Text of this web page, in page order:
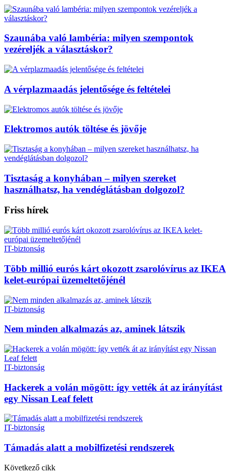
Szaunába való lambéria: milyen szempontok
vezéreljék a választáskor?
A vérplazmaadás jelentősége és feltételei
Elektromos autók töltése és jövője
Tisztaság a konyhában – milyen szereket
használhatsz, ha vendéglátásban dolgozol?
Friss hírek
IT-biztonság
Több millió eurós kárt okozott zsarolóvírus az IKEA
kelet-európai üzemeltetőjénél
IT-biztonság
Nem minden alkalmazás az, aminek látszik
IT-biztonság
Hackerek a volán mögött: így vették át az irányítást
egy Nissan Leaf felett
IT-biztonság
Támadás alatt a mobilfizetési rendszerek
Következő cikk